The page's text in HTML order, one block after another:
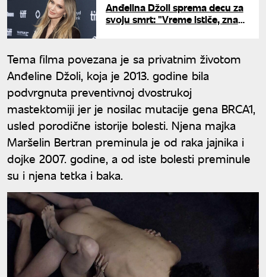
Anđelina Džoli sprema decu za
svoju smrt: "Vreme ističe, znam
Tema filma povezana je sa privatnim životom
Anđeline Džoli, koja je 2013. godine bila
podvrgnuta preventivnoj dvostrukoj
mastektomiji jer je nosilac mutacije gena BRCA1,
usled porodične istorije bolesti. Njena majka
Maršelin Bertran preminula je od raka jajnika i
dojke 2007. godine, a od iste bolesti preminule
su i njena tetka i baka.